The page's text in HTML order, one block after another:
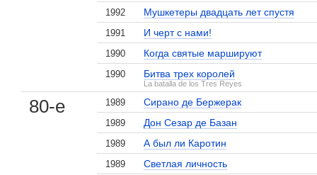
1992 Мушкетеры двадцать лет спустя
1991 И черт с нами!
1990 Когда святые маршируют
1990 Битва трех королей
La batalla de los Tres Reyes
80-е 1989 Сирано де Бержерак
1989 Дон Сезар де Базан
1989 А был ли Каротин
1989 Светлая личность